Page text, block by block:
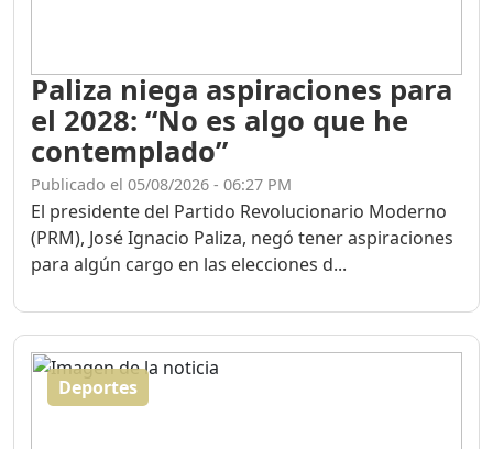
Paliza niega aspiraciones para
el 2028: “No es algo que he
contemplado”
Publicado el 05/08/2026 - 06:27 PM
El presidente del Partido Revolucionario Moderno
(PRM), José Ignacio Paliza, negó tener aspiraciones
para algún cargo en las elecciones d...
Deportes